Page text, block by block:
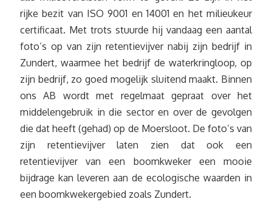
rijke bezit van ISO 9001 en 14001 en het milieukeur
certificaat. Met trots stuurde hij vandaag een aantal
foto’s op van zijn retentievijver nabij zijn bedrijf in
Zundert, waarmee het bedrijf de waterkringloop, op
zijn bedrijf, zo goed mogelijk sluitend maakt. Binnen
ons AB wordt met regelmaat gepraat over het
middelengebruik in die sector en over de gevolgen
die dat heeft (gehad) op de Moersloot. De foto’s van
zijn retentievijver laten zien dat ook een
retentievijver van een boomkweker een mooie
bijdrage kan leveren aan de ecologische waarden in
een boomkwekergebied zoals Zundert.